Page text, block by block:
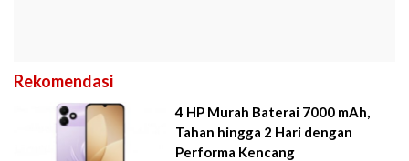
Rekomendasi
4 HP Murah Baterai 7000 mAh,
Tahan hingga 2 Hari dengan
Performa Kencang